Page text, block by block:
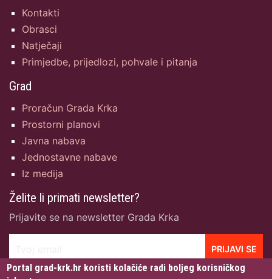
Kontakti
Obrasci
Natječaji
Primjedbe, prijedlozi, pohvale i pitanja
Grad
Proračun Grada Krka
Prostorni planovi
Javna nabava
Jednostavne nabave
Iz medija
Želite li primati newsletter?
Prijavite se na newsletter Grada Krka
PRIJAVI SE
Portal grad-krk.hr koristi kolačiće radi boljeg korisničkog